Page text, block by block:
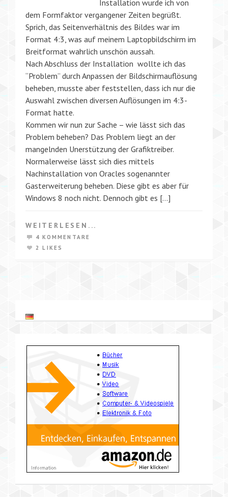
Installation wurde ich von
dem Formfaktor vergangener Zeiten begrüßt.
Sprich, das Seitenverhältnis des Bildes war im
Format 4:3, was auf meinem Laptopbildschirm im
Breitformat wahrlich unschön aussah.
Nach Abschluss der Installation wollte ich das
“Problem” durch Anpassen der Bildschirmauflösung
beheben, musste aber feststellen, dass ich nur die
Auswahl zwischen diversen Auflösungen im 4:3-
Format hatte.
Kommen wir nun zur Sache – wie lässt sich das
Problem beheben? Das Problem liegt an der
mangelnden Unerstützung der Grafiktreiber.
Normalerweise lässt sich dies mittels
Nachinstallation von Oracles sogenannter
Gasterweiterung beheben. Diese gibt es aber für
Windows 8 noch nicht. Dennoch gibt es […]
WEITERLESEN...
4 KOMMENTARE
2 LIKES